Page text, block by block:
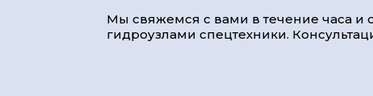
Мы свяжемся с вами в течение часа и
гидроузлами спецтехники.